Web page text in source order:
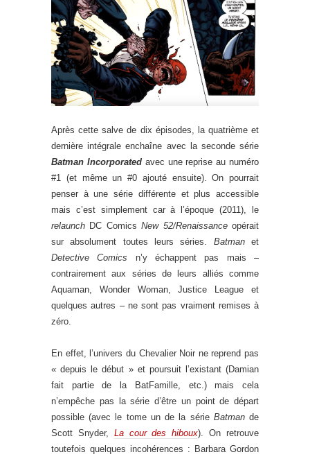
Après cette salve de dix épisodes, la quatrième et
dernière intégrale enchaîne avec la seconde série
Batman Incorporatedavec une reprise au numéro
#1 (et même un #0 ajouté ensuite). On pourrait
penser à une série différente et plus accessible
mais c’est simplement car à l’époque (2011), le
relaunch DC ComicsNew 52/Renaissanceopérait
sur absolument toutes leurs séries. Batmanet
Detective Comics n’y échappent pas mais –
contrairement aux séries de leurs alliés comme
Aquaman, Wonder Woman, Justice League et
quelques autres – ne sont pas vraiment remises à
zéro.
En effet, l’univers du Chevalier Noir ne reprend pas
« depuis le début » et poursuit l’existant (Damian
fait partie de la BatFamille, etc.) mais cela
n’empêche pas la série d’être un point de départ
possible (avec le tome un de la série Batmande
Scott Snyder, La cour des hiboux). On retrouve
toutefois quelques incohérences : Barbara Gordon